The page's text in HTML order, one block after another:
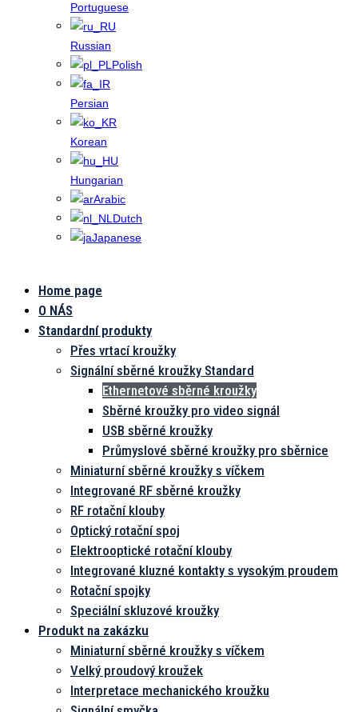
Portuguese
Russian
Polish
Persian
Korean
Hungarian
Arabic
Dutch
Japanese
Home page
O NÁS
Standardní produkty
Přes vrtací kroužky
Signální sběrné kroužky Standard
Ethernetové sběrné kroužky
Sběrné kroužky pro video signál
USB sběrné kroužky
Průmyslové sběrné kroužky pro sběrnice
Miniaturní sběrné kroužky s víčkem
Integrované RF sběrné kroužky
RF rotační klouby
Optický rotační spoj
Elektrooptické rotační klouby
Integrované kluzné kontakty s vysokým proudem
Rotační spojky
Speciální skluzové kroužky
Produkt na zakázku
Miniaturní sběrné kroužky s víčkem
Velký proudový kroužek
Interpretace mechanického kroužku
Ethernetové
sběrné
kroužky